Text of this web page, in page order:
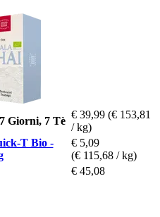
Giorni, 7 Tè
€ 39,99 (€ 153,81
/ kg)
T Bio -
€ 5,09
(€ 115,68 / kg)
€ 45,08